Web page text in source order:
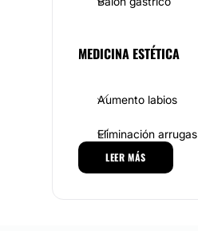
MEDICINA ESTÉTICA
Aumento labios
Eliminación arrugas
LEER MÁS